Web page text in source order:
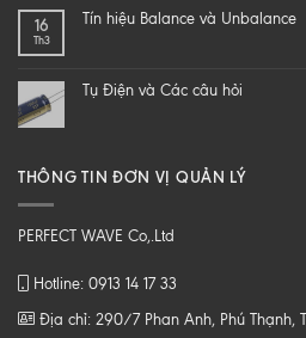
loa
Z
CHẤT
16
Th3
Tín hiệu Balance và Unbalance
Tụ Điện và Các câu hỏi
THÔNG TIN ĐƠN VỊ QUẢN LÝ
PERFECT WAVE Co,.Ltd
Hotline: 0913 14 17 33
Địa chỉ: 290/7 Phan Anh, Phú Thạnh,